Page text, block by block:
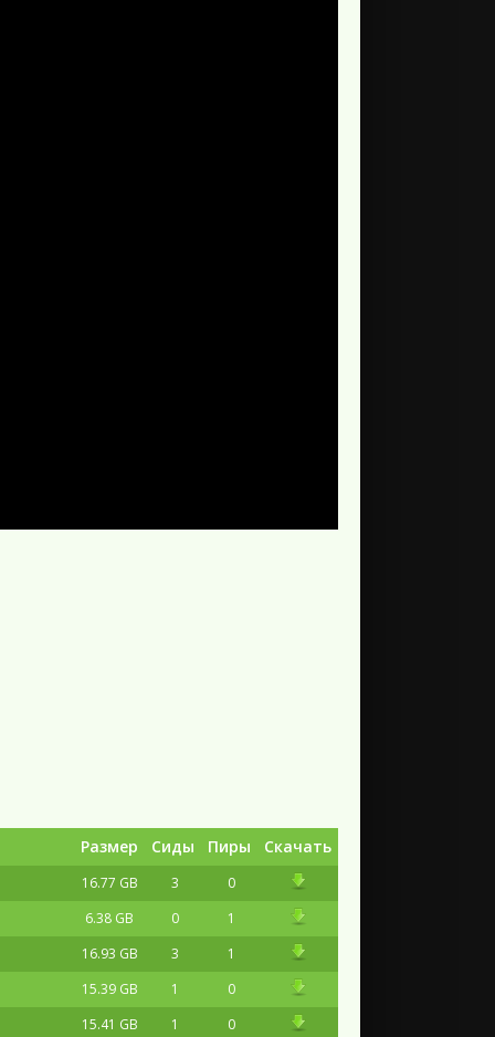
Размер Сиды Пиры Скачать
16.77 GB 3
0
6.38 GB 0
1
16.93 GB 3
1
15.39 GB 1
0
15.41 GB 1
0